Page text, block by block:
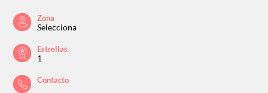
Zona
Selecciona
Estrellas
1
Contacto